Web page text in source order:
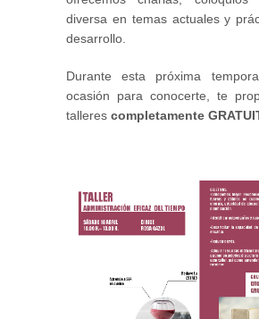
diversa en temas actuales y
desarrollo.
Durante esta próxima
ocasión para conocerte, te
talleres completamente
IMAGEN_1.PNG